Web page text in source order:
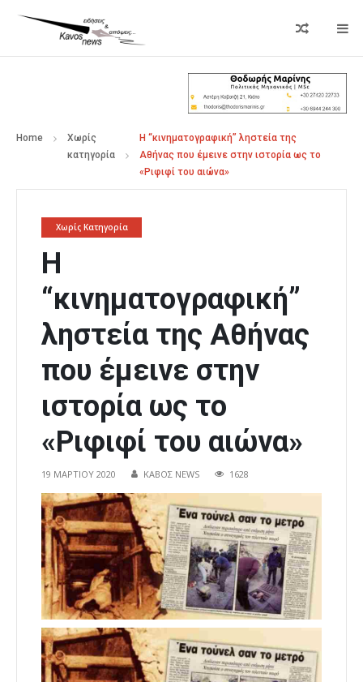
Home
Χωρίς
κατηγορία
Η “κινηματογραφική” ληστεία της
Αθήνας που έμεινε στην ιστορία ως το
«Ριφιφί του αιώνα»
Χωρίς Κατηγορία
Η
“κινηματογραφική”
ληστεία της Αθήνας
που έμεινε στην
ιστορία ως το
«Ριφιφί του αιώνα»
19 ΜΑΡΤΊΟΥ 2020 ΚΑΒΟΣ NEWS 1628